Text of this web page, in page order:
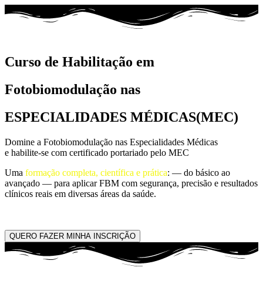
Curso de Habilitação em
Fotobiomodulação nas
ESPECIALIDADES MÉDICAS(MEC)
Domine a Fotobiomodulação nas Especialidades Médicas
e habilite-se com certificado portariado pelo MEC
Uma formação completa, científica e prática: — do básico ao
avançado — para aplicar FBM com segurança, precisão e resultados
clínicos reais em diversas áreas da saúde.
QUERO FAZER MINHA INSCRIÇÃO